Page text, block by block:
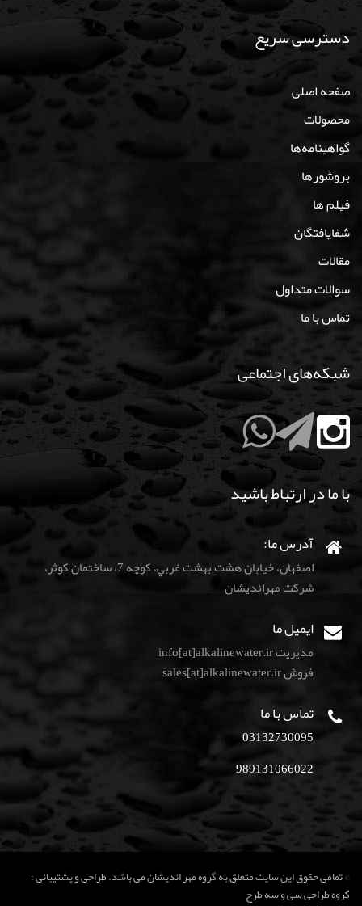
دسترسی سریع
صفحه اصلی
محصولات
گواهینامه‌ها
بروشورها
فیلم ها
شفایافتگان
مقالات
سوالات متداول
تماس با ما
شبکه‌های اجتماعی
با ما در ارتباط باشید
آدرس ما:
اصفهان، خيابان هشت بهشت غربي، كوچه 7، ساختمان كوثر،
شركت مهرانديشان
ایمیل ما
مدیریت info[at]alkalinewater.ir
فروش sales[at]alkalinewater.ir
تماس با ما
03132730095
989131066022
© تمامی حقوق این سایت متعلق به گروه مهر اندیشان می باشد. طراحی و پشتیبانی :
گروه طراحی سی و سه طرح